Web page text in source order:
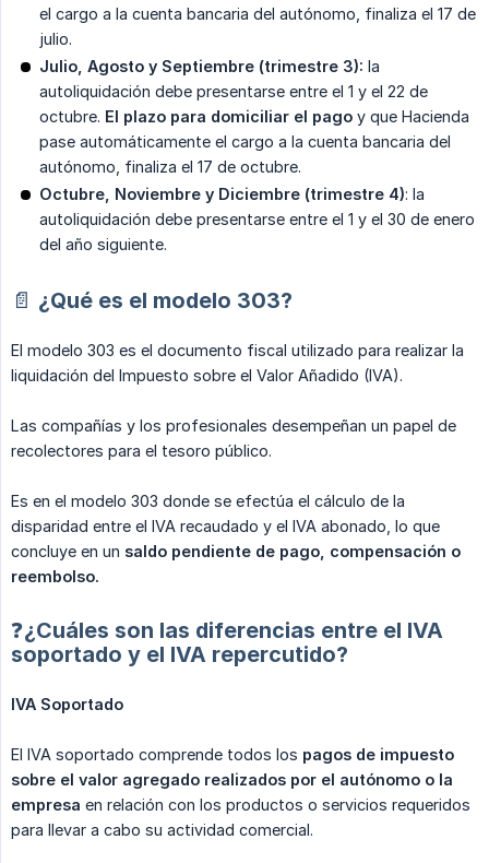
el cargo a la cuenta bancaria del autónomo, finaliza el 17 de
julio.
Julio, Agosto y Septiembre (trimestre 3): la
autoliquidación debe presentarse entre el 1 y el 22 de
octubre. El plazo para domiciliar el pago y que Hacienda
pase automáticamente el cargo a la cuenta bancaria del
autónomo, finaliza el 17 de octubre.
Octubre, Noviembre y Diciembre (trimestre 4): la
autoliquidación debe presentarse entre el 1 y el 30 de enero
del año siguiente.
📄 ¿Qué es el modelo 303?
El modelo 303 es el documento fiscal utilizado para realizar la
liquidación del Impuesto sobre el Valor Añadido (IVA).
Las compañías y los profesionales desempeñan un papel de
recolectores para el tesoro público.
Es en el modelo 303 donde se efectúa el cálculo de la
disparidad entre el IVA recaudado y el IVA abonado, lo que
concluye en un saldo pendiente de pago, compensación o
reembolso.
❓¿Cuáles son las diferencias entre el IVA
soportado y el IVA repercutido?
IVA Soportado
El IVA soportado comprende todos los pagos de impuesto
sobre el valor agregado realizados por el autónomo o la
empresa en relación con los productos o servicios requeridos
para llevar a cabo su actividad comercial.